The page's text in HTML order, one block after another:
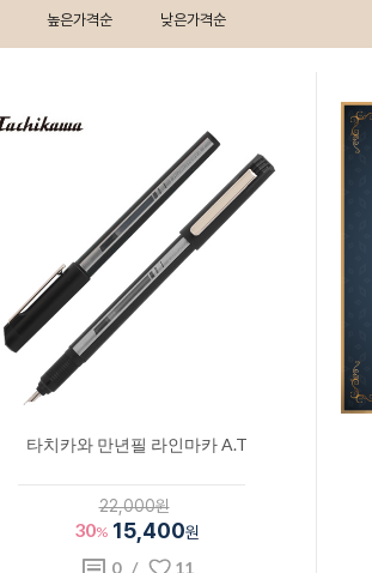
높은가격순 낮은가격순
타치카와 만년필 라인마카 A.T
22,000원
30% 15,400원
0/ 11